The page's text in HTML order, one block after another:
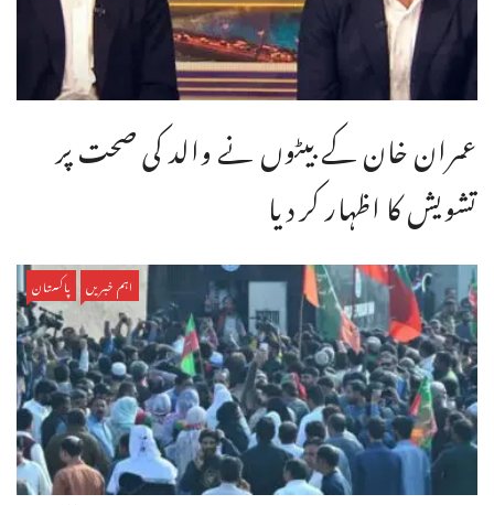
عمران خان کے بیٹوں نے والد کی صحت پر
تشویش کا اظہار کر دیا
اہم خبریں پاکستان